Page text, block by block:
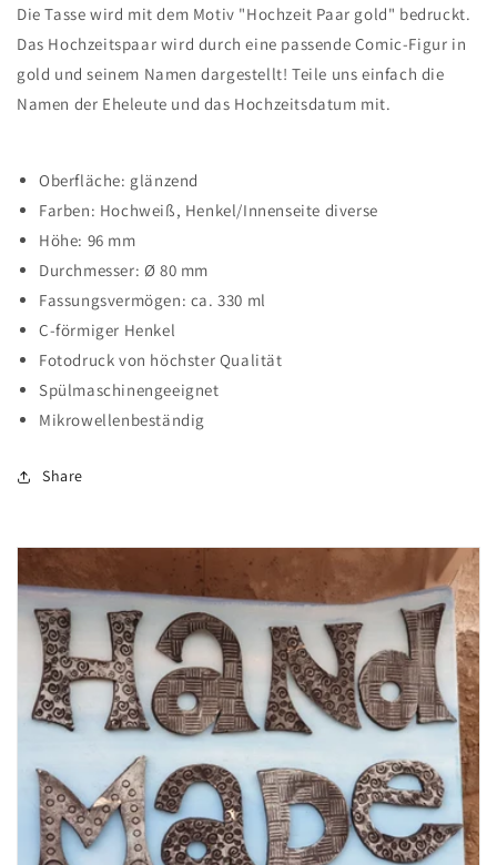
Die Tasse wird mit dem Motiv "Hochzeit Paar gold" bedruckt.
Das Hochzeitspaar wird durch eine passende Comic-Figur in
gold und seinem Namen dargestellt! Teile uns einfach die
Namen der Eheleute und das Hochzeitsdatum mit.
Oberfläche: glänzend
Farben: Hochweiß, Henkel/Innenseite diverse
Höhe: 96 mm
Durchmesser: Ø 80 mm
Fassungsvermögen: ca. 330 ml
C-förmiger Henkel
Fotodruck von höchster Qualität
Spülmaschinengeeignet
Mikrowellenbeständig
Share